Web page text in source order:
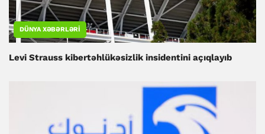
DÜNYA XƏBƏRLƏRI
Levi Strauss kibertəhlükəsizlik insidentini açıqlayıb